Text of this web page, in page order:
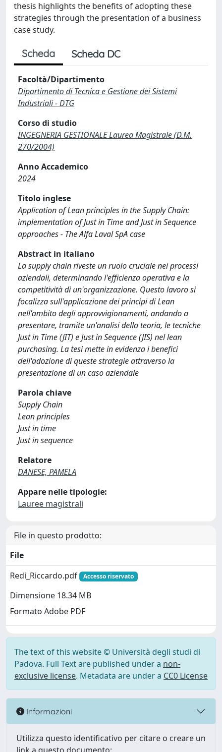
thesis highlights the benefits of adopting these
strategies through the presentation of a business
case study.
Scheda Scheda DC
Facoltà/Dipartimento
Dipartimento di Tecnica e Gestione dei Sistemi
Industriali - DTG
Corso di studio
INGEGNERIA GESTIONALE Laurea Magistrale (D.M.
270/2004)
Anno Accademico
2024
Titolo inglese
Application of Lean principles in the Supply Chain:
implementation of Just in Time and Just in Sequence
approaches - The Alfa Laval SpA case
Abstract in italiano
La supply chain riveste un ruolo cruciale nei processi
aziendali, determinando l'efficienza operativa e la
competitività di un'organizzazione. Questo lavoro si
focalizza sull'applicazione dei principi di Lean
nell'ambito degli approvvigionamenti, andando a
presentare, tramite un'analisi della teoria, le tecniche
Just in Time (JIT) e Just in Sequence (JIS) nel lean
purchasing. La tesi mette in evidenza i benefici
dell'adozione di queste strategie attraverso la
presentazione di un caso aziendale
Parola chiave
Supply Chain
Lean principles
Just in time
Just in sequence
Relatore
DANESE, PAMELA
Appare nelle tipologie:
Lauree magistrali
File in questo prodotto:
File
Redi_Riccardo.pdf
Accesso riservato
Dimensione 18.34 MB
Formato Adobe PDF
The text of this website © Università degli studi di
Padova. Full Text are published under a non-
exclusive license. Metadata are under a CC0 License
Informazioni
Utilizza questo identificativo per citare o creare un